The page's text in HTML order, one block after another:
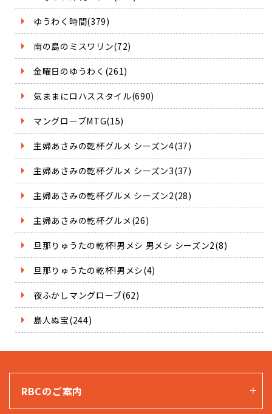
ゆうわく時間(379)
南の島のミスワリン(72)
金曜日のゆうわく(261)
気ままにロハススタイル(690)
マングローブMTG(15)
主婦あさみの乾杯グルメ シーズン4(37)
主婦あさみの乾杯グルメ シーズン3(37)
主婦あさみの乾杯グルメ シーズン2(28)
主婦あさみの乾杯グルメ(26)
旦那りゅうたの乾杯!男メシ 男メシ シーズン2(8)
旦那りゅうたの乾杯!男メシ(4)
夜ふかしマングローブ(62)
島人ぬ宝(244)
RBCのご案内